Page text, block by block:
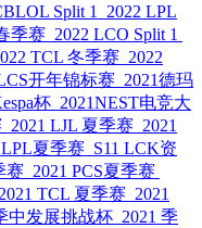
Split 1
2022 LPL
季赛 2022 LCO Split 1
TCL 冬季赛 2022
开年锦标赛 2021德玛
杯 2021NEST电竞大
2021 LJL 夏季赛 2021
LPL夏季赛 S11 LCK资
赛 2021 PCS夏季赛
2021 TCL 夏季赛 2021
中发展挑战杯 2021 季